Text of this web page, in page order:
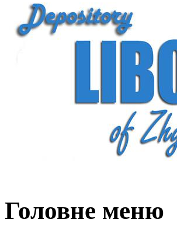
Головне меню